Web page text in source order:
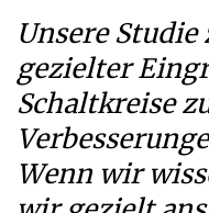
Unsere
gezielter
Schaltkreise
Wenn wir